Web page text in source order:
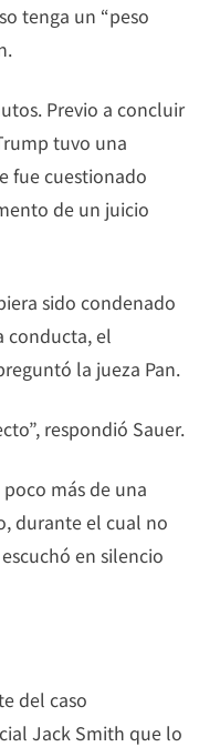
tenga un “peso
Previo a concluir
tuvo una
fue cuestionado
de un juicio
sido condenado
conducta, el
la jueza Pan.
respondió Sauer.
más de una
durante el cual no
en silencio
del caso
Jack Smith que lo